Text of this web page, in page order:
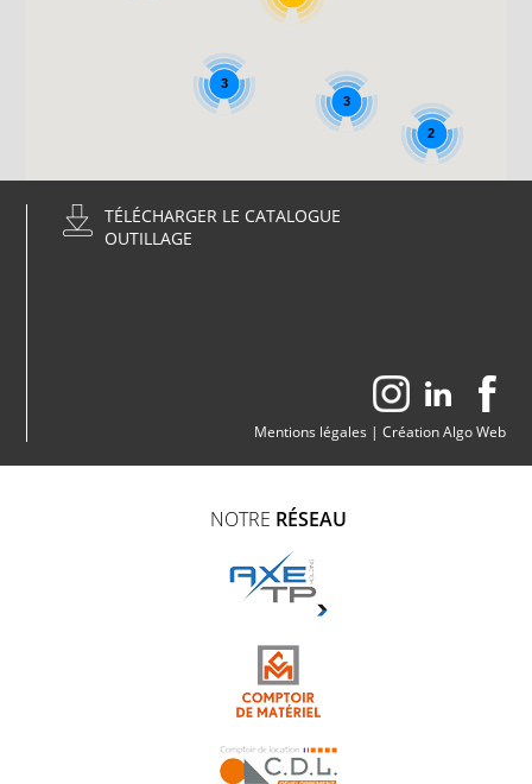
2
3
3
TÉLÉCHARGER LE CATALOGUE
OUTILLAGE
Mentions légales | Création Algo Web
NOTRE RÉSEAU